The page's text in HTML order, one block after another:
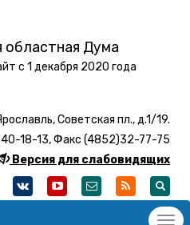
областная Дума
с 1 декабря 2020 года
Советская пл., д.1/19.
18-13, Факс (4852)32-77-75
Версия для слабовидящих